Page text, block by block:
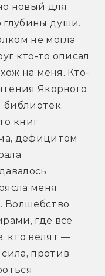
новый для
глубины души.
не могла
кто-то описал
на меня. Кто-
Якорного
библиотек.
книг
дефицитом
меня
Волшебство
где все
кто велят —
против